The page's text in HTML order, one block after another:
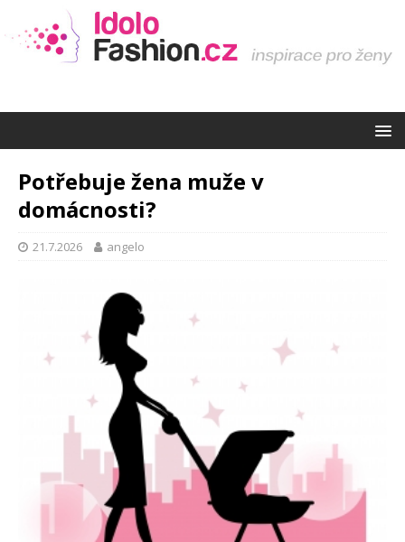
Potřebuje žena muže v
domácnosti?
21.7.2026 angelo